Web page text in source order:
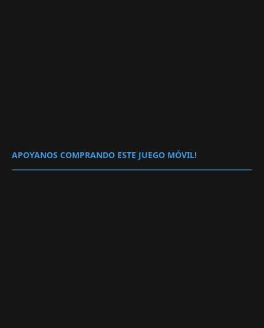
APOYANOS COMPRANDO ESTE JUEGO MÓVIL!